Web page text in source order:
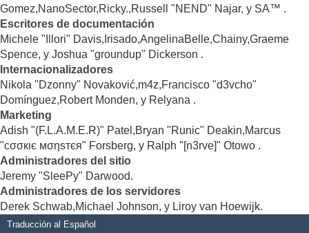
Gomez,NanoSector,Ricky.,Russell "NEND" Najar, y SA™ .
Escritores de documentación
Michele "Illori" Davis,Irisado,AngelinaBelle,Chainy,Graeme
Spence, y Joshua "groundup" Dickerson .
Internacionalizadores
Nikola "Dzonny" Novaković,m4z,Francisco "d3vcho"
Domínguez,Robert Monden, y Relyana .
Marketing
Adish "(F.L.A.M.E.R)" Patel,Bryan "Runic" Deakin,Marcus
"cσσкιє мσηѕтєя" Forsberg, y Ralph "[n3rve]" Otowo .
Administradores del sitio
Jeremy "SleePy" Darwood.
Administradores de los servidores
Derek Schwab,Michael Johnson, y Liroy van Hoewijk.
Traducción al Español